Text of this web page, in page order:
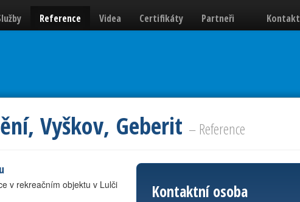
Reference Videa Certifikáty Partneři Kontakt
Vyškov, Geberit – Reference
v rekreačním objektu v Lulči
Kontaktní osoba